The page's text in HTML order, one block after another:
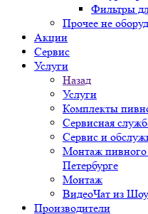
Фильтры
Прочее не
Акции
Сервис
Услуги
Назад
Услуги
Комплекты
Сервисная
Сервис и
Монтаж пивного
Петербурге
Монтаж
ВидеоЧат из
Производители